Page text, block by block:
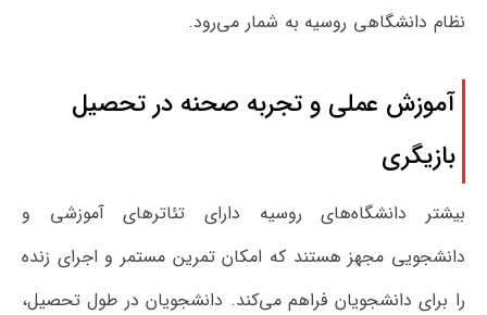
نظام دانشگاهی روسیه به شمار می‌رود.
آموزش عملی و تجربه صحنه در تحصیل
بازیگری
بیشتر دانشگاه‌های روسیه دارای تئاترهای آموزشی و
دانشجویی مجهز هستند که امکان تمرین مستمر و اجرای زنده
را برای دانشجویان فراهم می‌کند. دانشجویان در طول تحصیل،